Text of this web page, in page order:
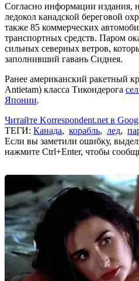
Согласно информации издания,
ледокол канадской береговой
также 85 коммерческих
транспортных средств. Паром
сильных северных ветров,
заполнивший гавань Сиднея.
Ранее американский ракетный
Antietam) класса Тикондерога
Японии.
Читайте Korrespondent.net в
ТЕГИ: Канада, корабль, лед,
Если вы заметили ошибку,
нажмите Ctrl+Enter, чтобы